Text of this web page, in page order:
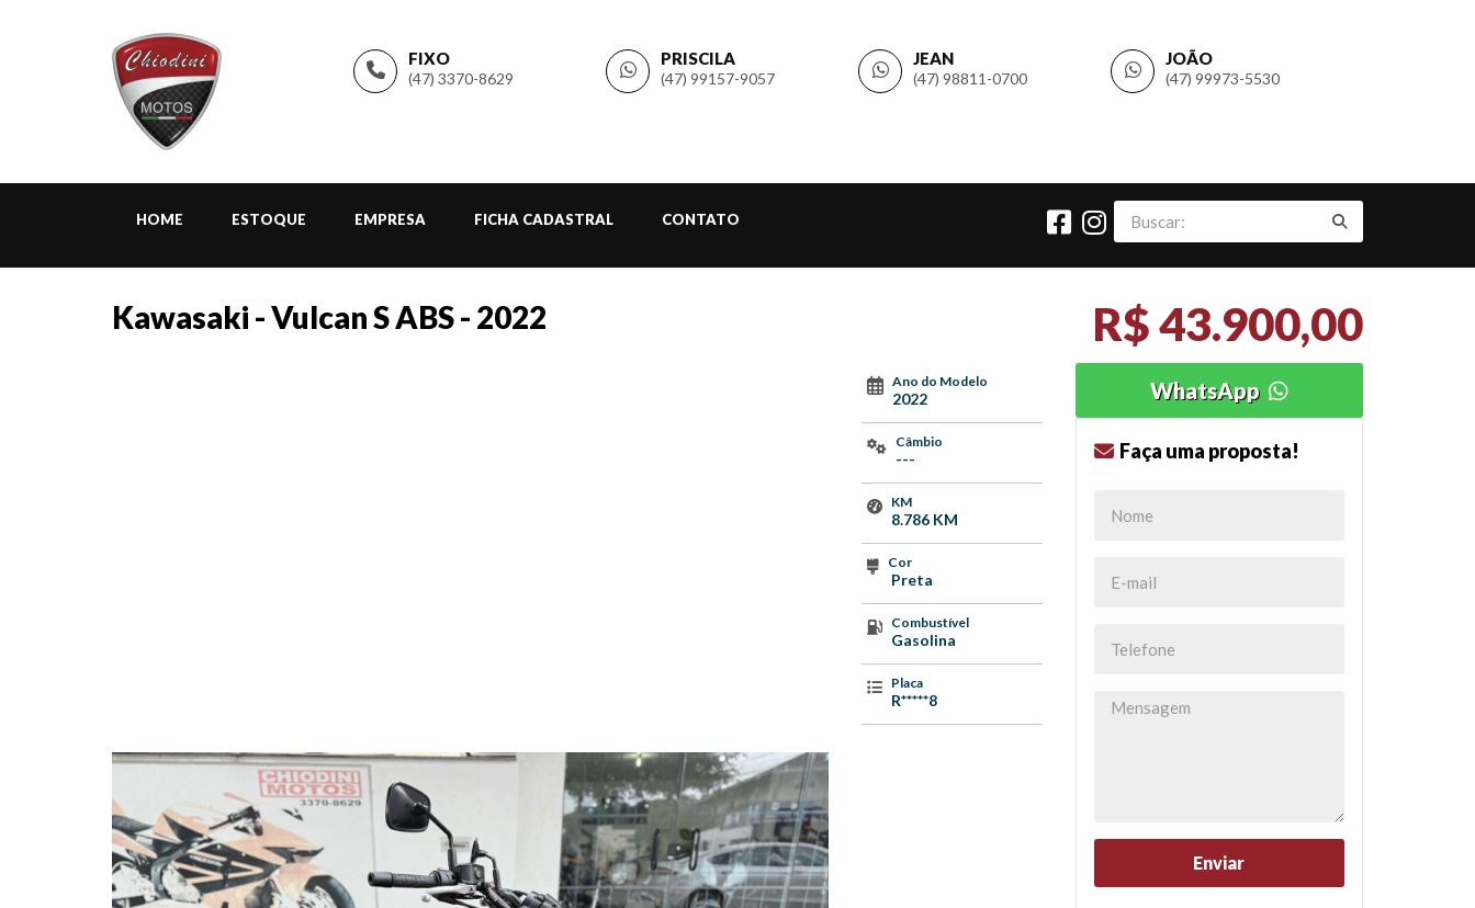
FIXO
(47) 3370-8629
PRISCILA
(47) 99157-9057
JEAN
(47) 98811-0700
JOÃO
(47) 99973-5530
HOME ESTOQUE EMPRESA FICHA CADASTRAL CONTATO
Kawasaki - Vulcan S ABS - 2022 R$ 43.900,00
Ano do Modelo
2022
Câmbio
---
KM
8.786 KM
Cor
Preta
Combustível
Gasolina
Placa
R*****8
WhatsApp
Faça uma proposta!